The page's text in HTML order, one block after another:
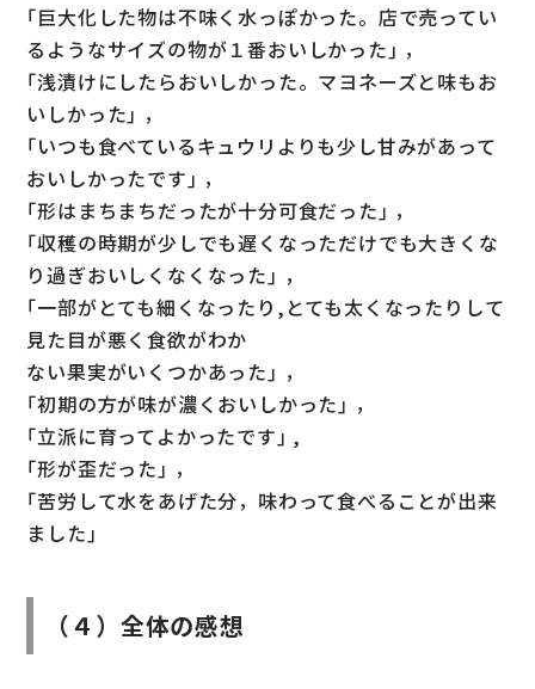
｢巨大化した物は不味く水っぽかった。店で売ってい
るようなサイズの物が１番おいしかった｣ ，
｢浅漬けにしたらおいしかった。マヨネーズと味もお
いしかった｣ ，
｢いつも食べているキュウリよりも少し甘みがあって
おいしかったです｣ ，
｢形はまちまちだったが十分可食だった｣ ，
｢収穫の時期が少しでも遅くなっただけでも大きくな
り過ぎおいしくなくなった｣ ，
｢一部がとても細くなったり,とても太くなったりして
見た目が悪く食欲がわか
ない果実がいくつかあった｣ ，
｢初期の方が味が濃くおいしかった｣ ，
｢立派に育ってよかったです｣ ,
｢形が歪だった｣ ，
｢苦労して水をあげた分，味わって食べることが出来
ました｣
（４）全体の感想